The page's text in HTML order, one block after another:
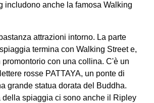
includono anche la famosa Walking
attrazioni intorno. La parte
termina con Walking Street e,
con una collina. C'è un
rosse PATTAYA, un ponte di
grande statua dorata del Buddha.
della spiaggia ci sono anche il Ripley